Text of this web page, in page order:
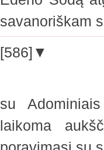
[586]▼
su
laikoma